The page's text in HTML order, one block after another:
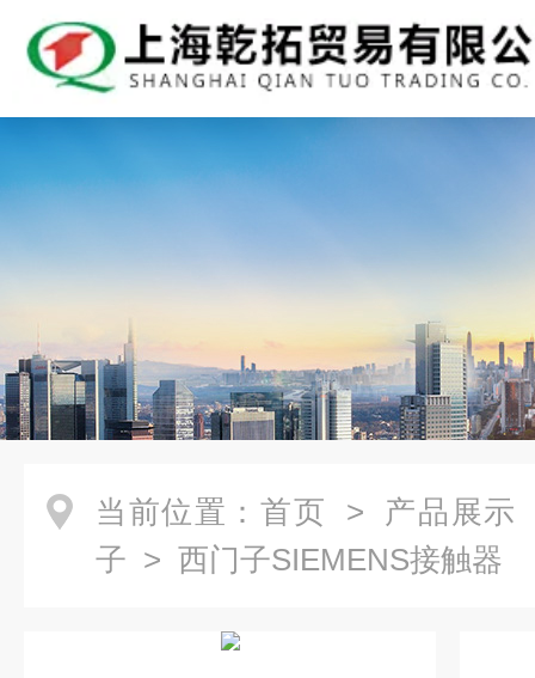
当前位置： 首页 > 产品展示
子 > 西门子SIEMENS接触器